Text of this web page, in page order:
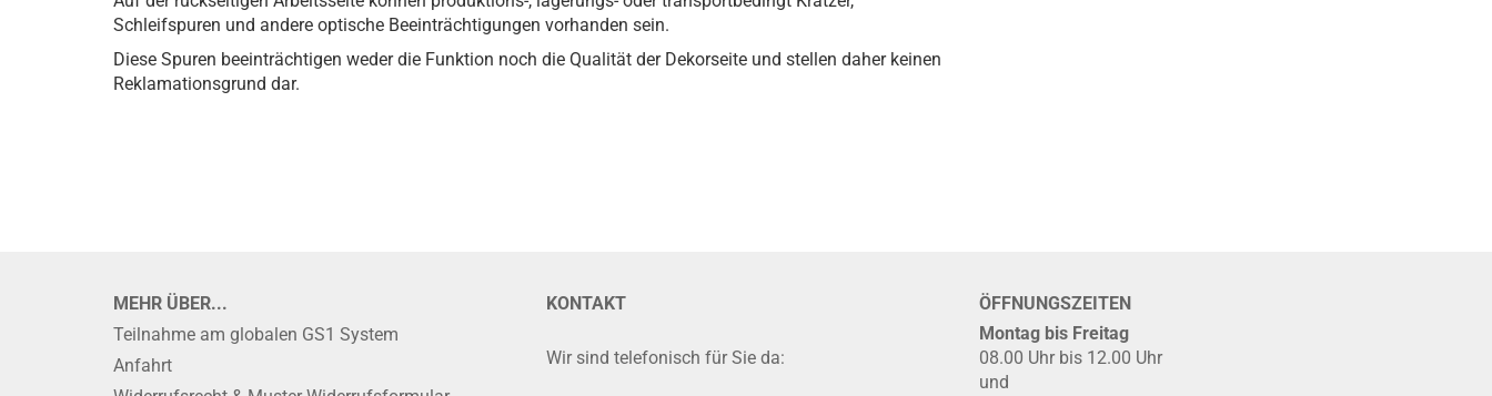
Schleifspuren und andere optische Beeinträchtigungen vorhanden sein.
Diese Spuren beeinträchtigen weder die Funktion noch die Qualität der Dekorseite und stellen daher keinen
Reklamationsgrund dar.
MEHR ÜBER...
Teilnahme am globalen GS1 System
Anfahrt
KONTAKT
Wir sind telefonisch für Sie da:
ÖFFNUNGSZEITEN
Montag bis Freitag
08.00 Uhr bis 12.00 Uhr
und